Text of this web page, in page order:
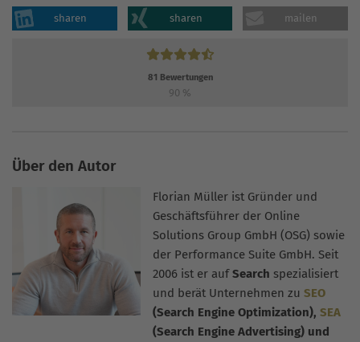
sharen sharen mailen
81 Bewertungen
90 %
Über den Autor
Florian Müller ist Gründer und
Geschäftsführer der Online
Solutions Group GmbH (OSG) sowie
der Performance Suite GmbH. Seit
2006 ist er aufSearch spezialisiert
und berät Unternehmen zu SEO
(Search Engine Optimization), SEA
(Search Engine Advertising) und